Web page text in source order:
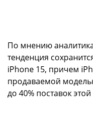
По мнению
тенденция
iPhone 15, причем
продаваемой
до 40% поставок